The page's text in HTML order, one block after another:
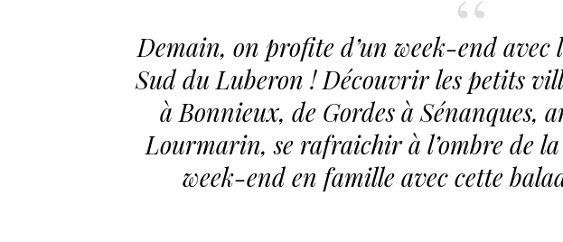
Demain, on profite d’un week-end
Sud du Luberon ! Découvrir les petits
à Bonnieux, de Gordes à Sénanques,
Lourmarin, se rafraichir à l’ombre de la
week-end en famille avec cette